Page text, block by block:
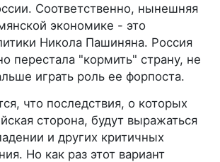
Соответственно, нынешняя
экономике - это
Никола Пашиняна. Россия
перестала "кормить" страну, не
играть роль ее форпоста.
что последствия, о которых
сторона, будут выражаться
и других критичных
Но как раз этот вариант